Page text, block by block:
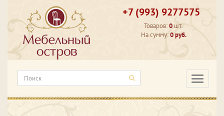
+7 (993) 9277575
Товаров:0 шт.
На сумму:0 руб.